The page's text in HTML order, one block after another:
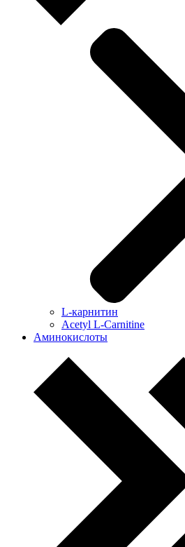
L-карнитин
Acetyl L-Carnitine
Аминокислоты